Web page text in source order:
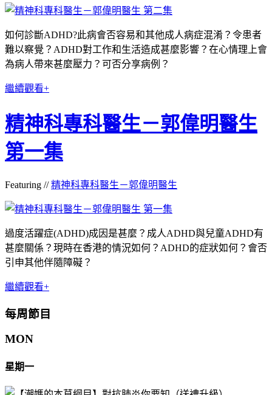
如何診斷ADHD?此病會否容易和其他成人病症混淆？令患者
難以察覺？ADHD對工作和生活造成甚麼影響？在心情理上會
為病人帶來甚麼壓力？可否分享病例？
繼續觀看+
精神科專科醫生－郭偉明醫生
第一集
Featuring //精神科專科醫生－郭偉明醫生
過度活躍症(ADHD)成因是甚麼？成人ADHD與兒童ADHD有
甚麼關係？現時在香港的情況如何？ADHD的症狀如何？會否
引申其他伴隨障礙？
繼續觀看+
每周節目
MON
星期一